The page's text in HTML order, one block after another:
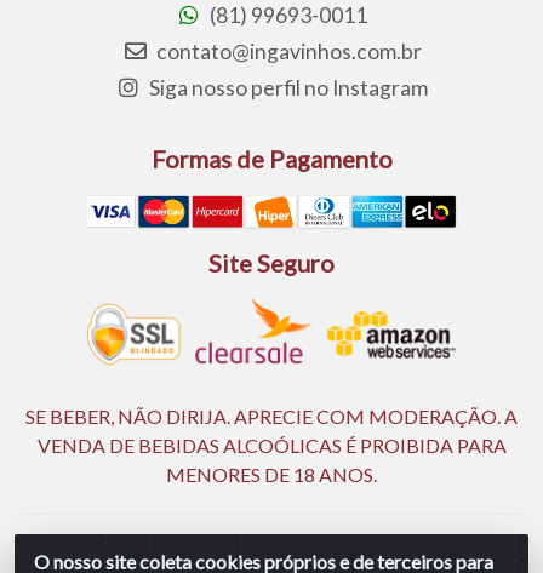
O nosso site coleta cookies próprios e de terceiros para
(81) 99693-0011
contato@ingavinhos.com.br
Siga nosso perfil no Instagram
Formas de Pagamento
Site Seguro
SE BEBER, NÃO DIRIJA. APRECIE COM MODERAÇÃO. A
VENDA DE BEBIDAS ALCOÓLICAS É PROIBIDA PARA
MENORES DE 18 ANOS.
Ingá Distribuidora Ltda | CNPJ 05.390.477/0002-25 - Rod BR